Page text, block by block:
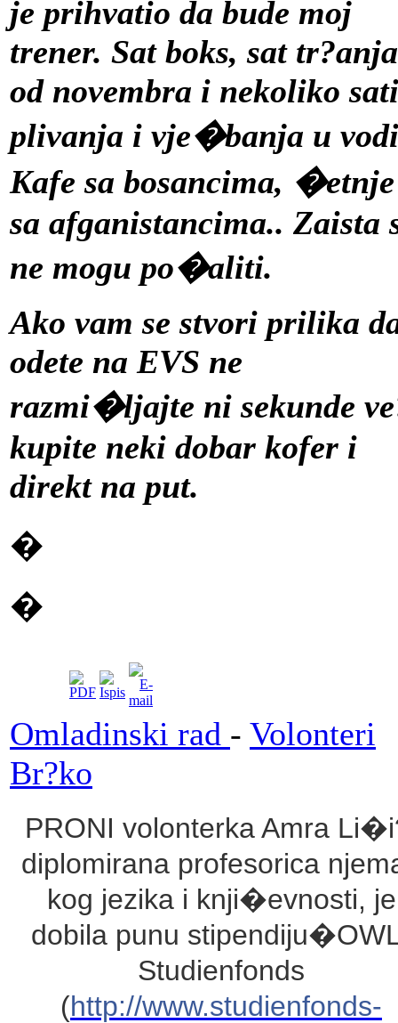
je prihvatio da bude moj
trener. Sat boks, sat
od novembra i nekoliko sati
plivanja i vje�banja u
Kafe sa bosancima, �etnje
sa afganistancima.. Zaista
ne mogu po�aliti.
Ako vam se stvori prilika
odete na EVS ne
razmi�ljajte ni sekunde
kupite neki dobar kofer i
direkt na put.
�
�
Omladinski rad - Volonteri
Br?ko
PRONI volonterka Amra
diplomirana profesorica
kog jezika i knji�evnosti, je
dobila punu stipendiju�
Studienfonds
(http://www.studienfonds-